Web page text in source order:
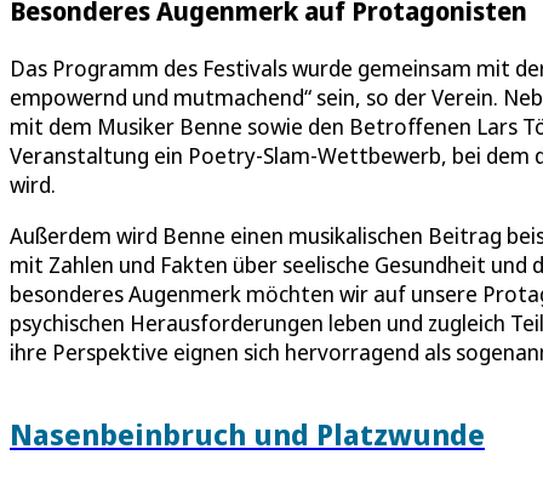
Besonderes Augenmerk auf Protagonisten
Das Programm des Festivals wurde gemeinsam mit
empowernd und mutmachend“ sein, so der Verein.
mit dem Musiker Benne sowie den Betroffenen Lars
Veranstaltung ein Poetry-Slam-Wettbewerb, bei dem
wird.
Außerdem wird Benne einen musikalischen Beitrag
mit Zahlen und Fakten über seelische Gesundheit
besonderes Augenmerk möchten wir auf unsere
psychischen Herausforderungen leben und zugleich
ihre Perspektive eignen sich hervorragend als
Nasenbeinbruch und Platzwunde